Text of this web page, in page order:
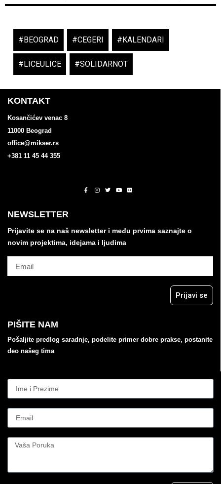
#BEOGRAD #CEGERI #KALENDARI
#LICEULICE #SOLIDARNOT
KONTAKT
Kosančićev venac 8
11000 Beograd
office@mikser.rs
+381 11 45 44 355
NEWSLETTER
Prijavite se na naš newsletter i među prvima saznajte o
novim projektima, idejama i ljudima
Prijavi se
PIŠITE NAM
Pošaljite predlog saradnje, podelite primer dobre prakse, postanite
deo našeg tima